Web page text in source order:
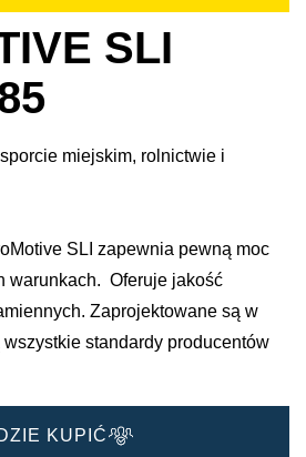
SLI
miejskim, rolnictwie i
SLI zapewnia pewną moc
warunkach. Oferuje jakość
Zaprojektowane są w
wszystkie standardy producentów
KUPIĆ